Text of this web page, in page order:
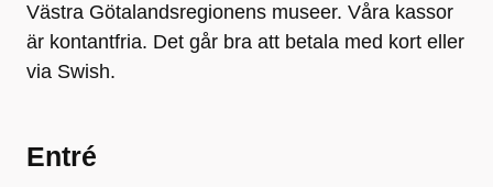
Västra Götalandsregionens museer. Våra kassor
är kontantfria. Det går bra att betala med kort eller
via Swish.
Entré